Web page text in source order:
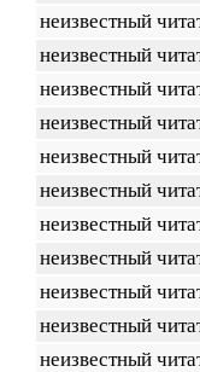
неизвестный
неизвестный
неизвестный
неизвестный
неизвестный
неизвестный
неизвестный
неизвестный
неизвестный
неизвестный
неизвестный